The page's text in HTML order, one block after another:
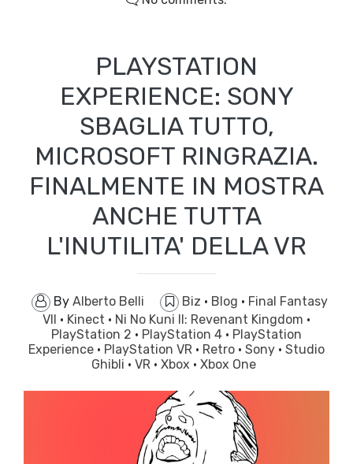
PLAYSTATION
EXPERIENCE: SONY
SBAGLIA TUTTO,
MICROSOFT RINGRAZIA.
FINALMENTE IN MOSTRA
ANCHE TUTTA
L'INUTILITA' DELLA VR
By Alberto Belli Biz · Blog · Final Fantasy
VII · Kinect · Ni No Kuni II: Revenant Kingdom ·
PlayStation 2 · PlayStation 4 · PlayStation
Experience · PlayStation VR · Retro · Sony · Studio
Ghibli · VR · Xbox · Xbox One